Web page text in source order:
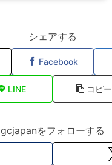
シェアする
Facebook
LINE コピー
gcjapanをフォローする